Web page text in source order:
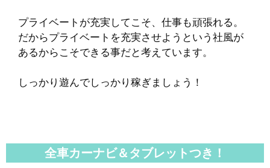
プライベートが充実してこそ、仕事も頑張れる。
だからプライベートを充実させようという社風が
あるからこそできる事だと考えています。
しっかり遊んでしっかり稼ぎましょう！
全車カーナビ＆タブレットつき！